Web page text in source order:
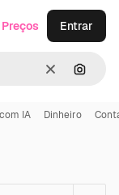
Limpar
Preços Entrar
IA Dinheiro